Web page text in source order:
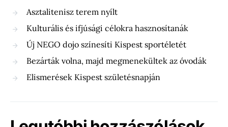
Asztalitenisz terem nyílt
Kulturális és ifjúsági célokra hasznosítanák
Új NEGO dojo színesíti Kispest sportéletét
Bezárták volna, majd megmenekültek az óvodák
Elismerések Kispest születésnapján